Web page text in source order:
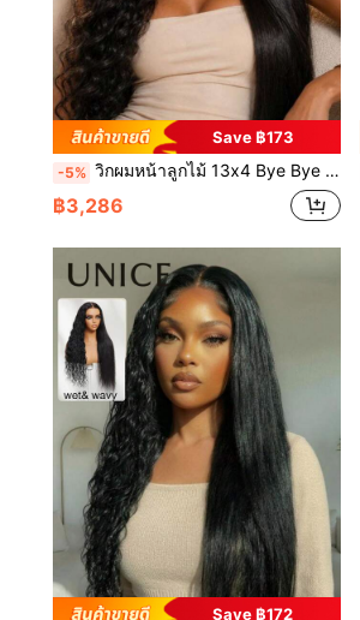
Save ฿173
-5% วิกผมหน้าลูกไม้ 13x4 Bye Bye Slip Pre Everything Wet And Wave พร้อมสำหรับชายหาด 2-In-1 จากผมตรงเป็นคลื่นน้ำ 100% ผมมนุษย์ วิกผมหน้าพร้อมเชือกดึงล่องหน เนื้อผมสีดำธรรมชาติ ใส่ได้ง่ายกับทุกขนาดศีรษะ ลูกไม้ใส Unice Hair
฿3,286
Save ฿172